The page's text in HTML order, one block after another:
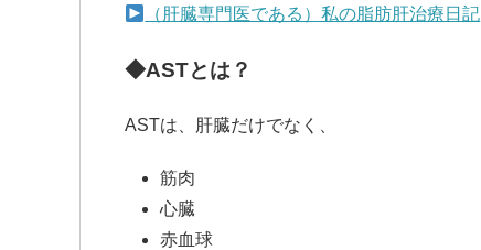
（肝臓専門医である）私の脂肪肝治療日記
◆ASTとは？
ASTは、肝臓だけでなく、
筋肉
心臓
赤血球